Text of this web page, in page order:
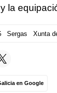
la
Sergas Xunta
en Google